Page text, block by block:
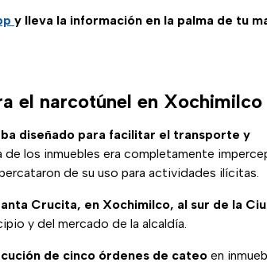
y lleva la información en la palma de tu
el narcotúnel en Xochimilco
diseñado para facilitar el transporte y
de los inmuebles era completamente
de su uso para actividades ilícitas.
Crucita, en Xochimilco, al sur de la
y del mercado de la alcaldía.
de cinco órdenes de cateo en